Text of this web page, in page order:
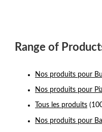
Range of
Nos produits pour
Nos produits pour
Tous les produits
Nos produits pour